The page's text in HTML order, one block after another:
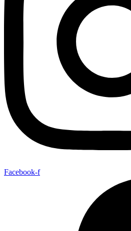
Facebook-f